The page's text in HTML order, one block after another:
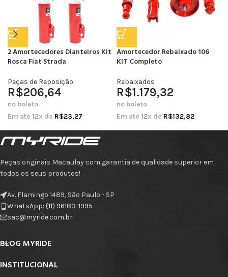
2 Amortecedores Dianteiros Kit
Rosca Fiat Strada
Peças de Reposição
R$206,64
no boleto
Em até 12x de R$23,27
Amortecedor Rebaixado 106
KIT Completo
Rebaixados
R$1.179,32
no boleto
Em até 12x de R$132,82
Peças originais Macaulay com garantia de qualidade superior em
todos os seus produtos!
Av. Flamingo 1489, São Paulo - SP
WhatsApp: (11) 96183-1995
sac@myride.com.br
BLOG MYRIDE
INSTITUCIONAL